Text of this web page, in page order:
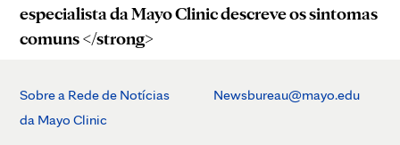
especialista da Mayo Clinic descreve os sintomas
comuns </strong>
Sobre a Rede de Notícias
da Mayo Clinic
Newsbureau@mayo.edu